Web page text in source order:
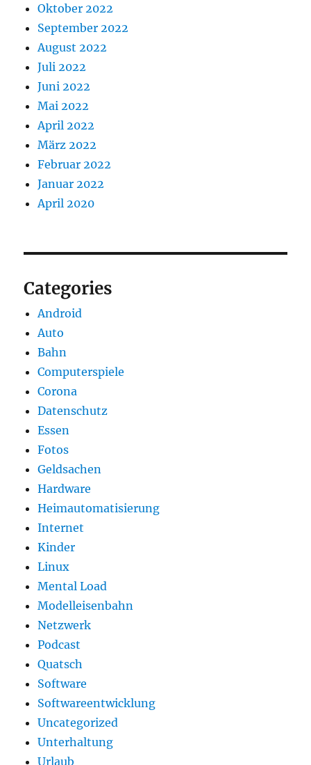
Oktober 2022
September 2022
August 2022
Juli 2022
Juni 2022
Mai 2022
April 2022
März 2022
Februar 2022
Januar 2022
April 2020
Categories
Android
Auto
Bahn
Computerspiele
Corona
Datenschutz
Essen
Fotos
Geldsachen
Hardware
Heimautomatisierung
Internet
Kinder
Linux
Mental Load
Modelleisenbahn
Netzwerk
Podcast
Quatsch
Software
Softwareentwicklung
Uncategorized
Unterhaltung
Urlaub